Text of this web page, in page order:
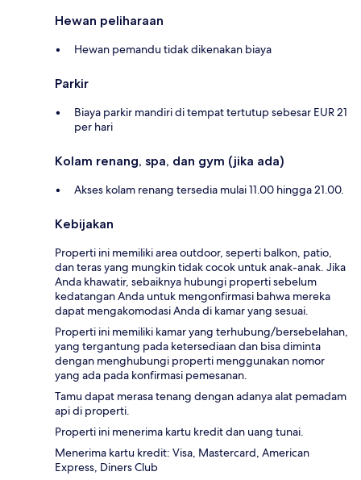
Hewan peliharaan
Hewan pemandu tidak dikenakan biaya
Parkir
Biaya parkir mandiri di tempat tertutup sebesar EUR 21
per hari
Kolam renang, spa, dan gym (jika ada)
Akses kolam renang tersedia mulai 11.00 hingga 21.00.
Kebijakan
Properti ini memiliki area outdoor, seperti balkon, patio,
dan teras yang mungkin tidak cocok untuk anak-anak. Jika
Anda khawatir, sebaiknya hubungi properti sebelum
kedatangan Anda untuk mengonfirmasi bahwa mereka
dapat mengakomodasi Anda di kamar yang sesuai.
Properti ini memiliki kamar yang terhubung/bersebelahan,
yang tergantung pada ketersediaan dan bisa diminta
dengan menghubungi properti menggunakan nomor
yang ada pada konfirmasi pemesanan.
Tamu dapat merasa tenang dengan adanya alat pemadam
api di properti.
Properti ini menerima kartu kredit dan uang tunai.
Menerima kartu kredit: Visa, Mastercard, American
Express, Diners Club